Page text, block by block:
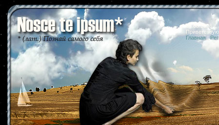
08.08.2026
Главная |